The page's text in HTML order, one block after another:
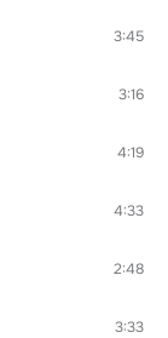
3:45
3:16
4:19
4:33
2:48
3:33